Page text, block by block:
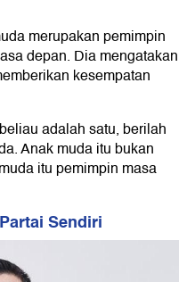
merupakan pemimpin
depan. Dia mengatakan
kesempatan
adalah satu, berilah
Anak muda itu bukan
itu pemimpin masa
Sendiri